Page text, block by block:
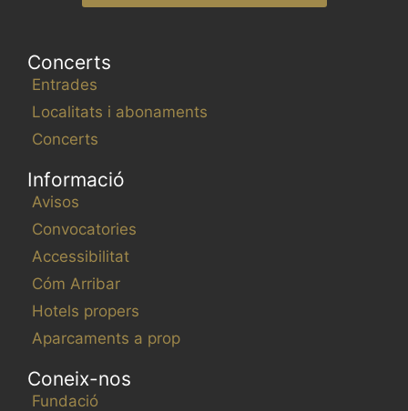
Concerts
Entrades
Localitats i abonaments
Concerts
Informació
Avisos
Convocatories
Accessibilitat
Cóm Arribar
Hotels propers
Aparcaments a prop
Coneix-nos
Fundació